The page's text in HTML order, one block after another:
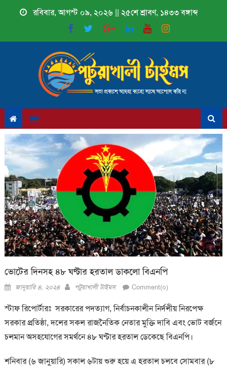
রবিবার, আগস্ট ০৯, ২০২৬ || ২৫শে শ্রাবণ, ১৪৩৩ বঙ্গাব্দ
ভোটের দিনসহ ৪৮ ঘণ্টার হরতাল ডাকলো বিএনপি
Posted
জানুয়ারি ৪, ২০২৪ Author
পটুয়াখালী টাইমস Comment(০)
স্টাফ রিপোর্টারঃ সরকারের পদত্যাগ, নির্বাচনকালীন নির্দলীয় নিরপেক্ষ
সরকার প্রতিষ্ঠা, দলের সকল রাজনৈতিক নেতার মুক্তি দাবি এবং ভোট বর্জনে
চলমান অসহযোগের সমর্থনে ৪৮ ঘণ্টার হরতাল ডেকেছে বিএনপি।
শনিবার (৬ জানুয়ারি) সকাল ৬টায় শুরু হয়ে এ হরতাল চলবে সোমবার (৮